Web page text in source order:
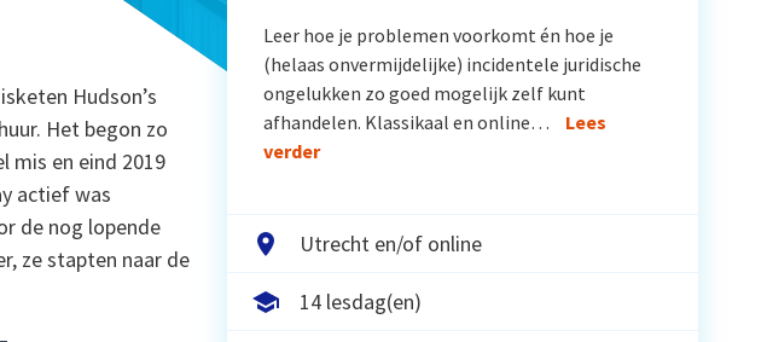
Hudson’s
Het begon zo
mis en eind 2019
actief was
de nog lopende
ze stapten naar de
Leer hoe je problemen voorkomt én hoe je
(helaas onvermijdelijke) incidentele juridische
ongelukken zo goed mogelijk zelf kunt
afhandelen. Klassikaal en online…
Lees
verder
Utrecht en/of online
14 lesdag(en)